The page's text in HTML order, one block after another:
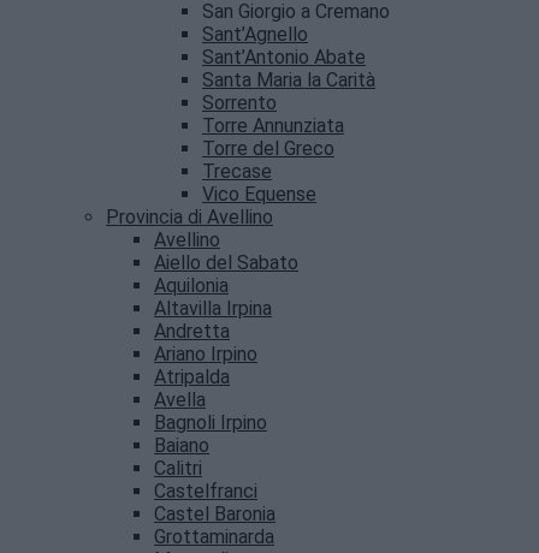
San Giorgio a Cremano
Sant’Agnello
Sant’Antonio Abate
Santa Maria la Carità
Sorrento
Torre Annunziata
Torre del Greco
Trecase
Vico Equense
Provincia di Avellino
Avellino
Aiello del Sabato
Aquilonia
Altavilla Irpina
Andretta
Ariano Irpino
Atripalda
Avella
Bagnoli Irpino
Baiano
Calitri
Castelfranci
Castel Baronia
Grottaminarda